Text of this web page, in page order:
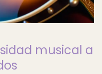
musical a